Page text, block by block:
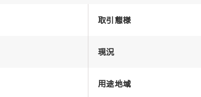
取引態様
現況
用途地域